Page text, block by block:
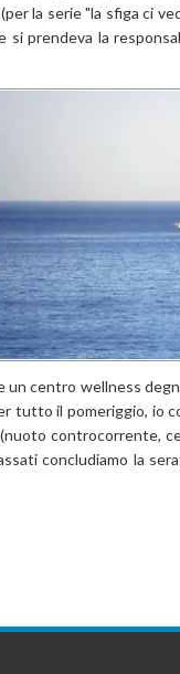
la serie "la sfiga ci
prendeva la
centro wellness
tutto il pomeriggio, io
controcorrente,
concludiamo la